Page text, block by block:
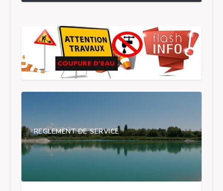
REGLEMENT DE SERVICE